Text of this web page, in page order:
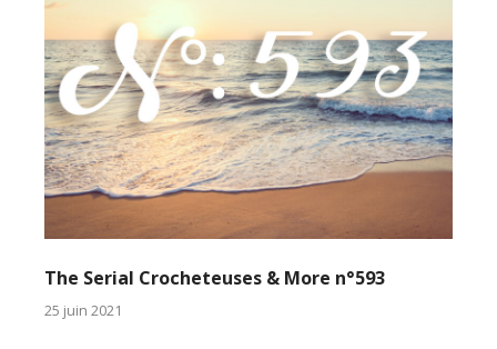
The Serial Crocheteuses & More n°593
25 juin 2021